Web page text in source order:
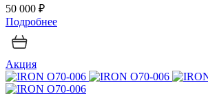
50 000 ₽
Подробнее
Акция